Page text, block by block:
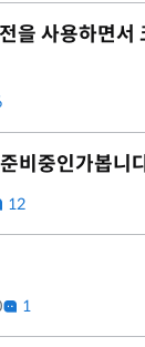
사용하면서
비중인가봅니
12
1